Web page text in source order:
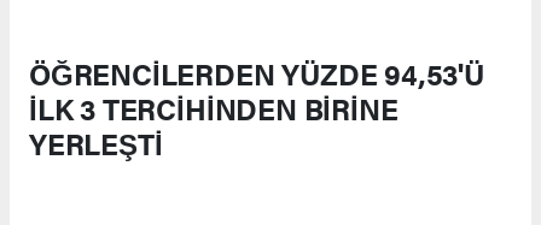
ÖĞRENCİLERDEN YÜZDE 94,53'Ü
İLK 3 TERCİHİNDEN BİRİNE
YERLEŞTİ